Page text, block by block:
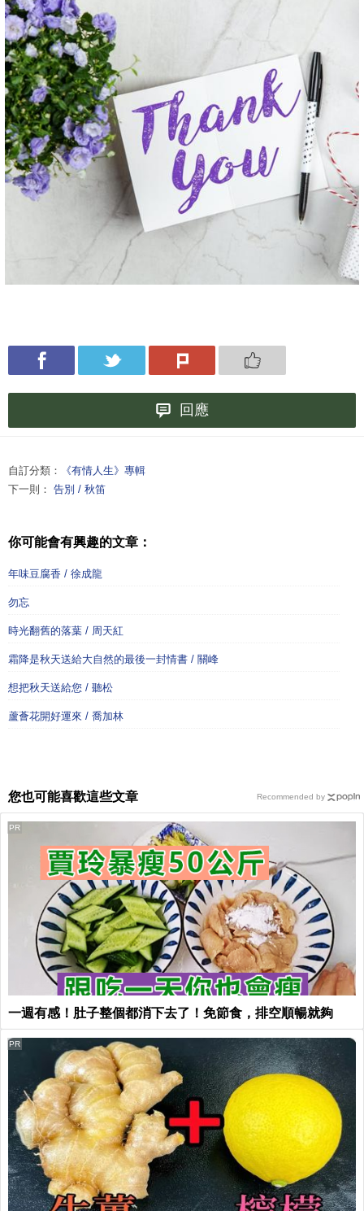
回應
自訂分類：
《有情人生》專輯
下一則： 告別 / 秋笛
你可能會有興趣的文章：
年味豆腐香 / 徐成龍
勿忘
時光翻舊的落葉 / 周天紅
霜降是秋天送給大自然的最後一封情書 / 關峰
想把秋天送給您 / 聽松
蘆薈花開好運來 / 喬加林
您也可能喜歡這些文章
一週有感！肚子整個都消下去了！免節食，排空順暢就夠
PR
PR
Recommended by